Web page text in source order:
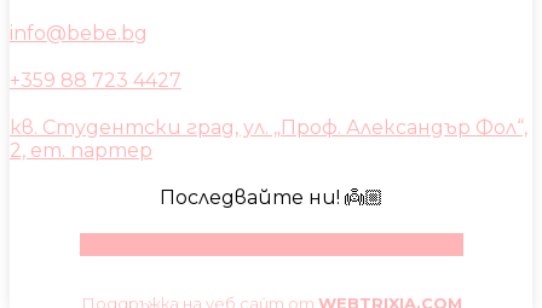
info@bebe.bg
+359 88 723 4427
кв. Студентски град, ул. „Проф. Александър Фол“,
2, ет. партер
Последвайте ни! 👼🏼
Поддръжка на уеб сайт от WEBTRIXIA.COM